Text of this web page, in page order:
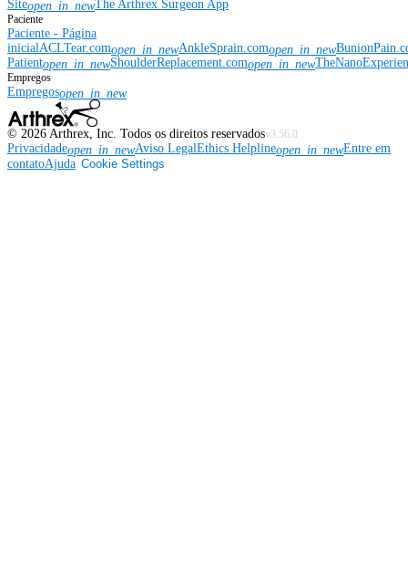
Siteopen_in_newThe Arthrex Surgeon App
Paciente
Paciente - Página
inicialACLTear.comopen_in_newAnkleSprain.comopen_in_new
Patientopen_in_newShoulderReplacement.comopen_in_new
Empregos
Empregosopen_in_new
© 2026 Arthrex, Inc. Todos os direitos reservadosv3.56.0
Privacidadeopen_in_newAviso LegalEthics Helplineopen_in_newEntre em
contatoAjuda Cookie Settings